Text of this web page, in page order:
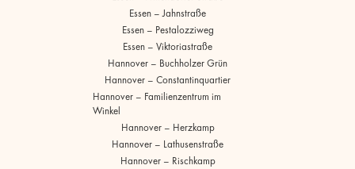
Essen – Jahnstraße
Essen – Pestalozziweg
Essen – Viktoriastraße
Hannover – Buchholzer Grün
Hannover – Constantinquartier
Hannover – Familienzentrum im
Winkel
Hannover – Herzkamp
Hannover – Lathusenstraße
Hannover – Rischkamp